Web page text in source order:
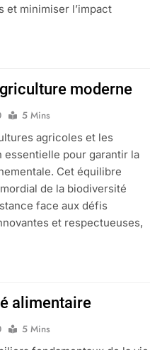
minimiser l’impact
moderne
5 Mins
agricoles et les
essentielle pour garantir la
Cet équilibre
de la biodiversité
face aux défis
et respectueuses,
alimentaire
5 Mins